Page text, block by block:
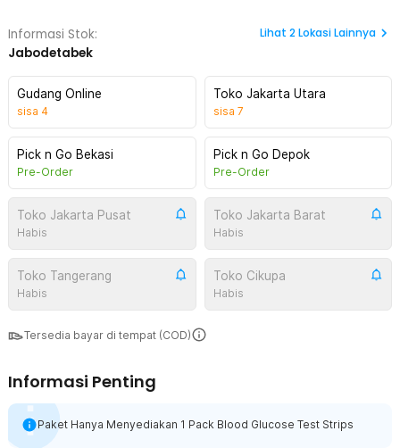
Informasi Stok:
Jabodetabek
Lihat 2Lokasi Lainnya
Gudang Online
sisa 4
Toko Jakarta Utara
sisa 7
Pick n Go Bekasi
Pre-Order
Pick n Go Depok
Pre-Order
Toko Jakarta Pusat
Habis
Toko Jakarta Barat
Habis
Toko Tangerang
Habis
Toko Cikupa
Habis
Tersedia bayar di tempat (COD)
Informasi Penting
Paket Hanya Menyediakan 1 Pack Blood Glucose Test Strips